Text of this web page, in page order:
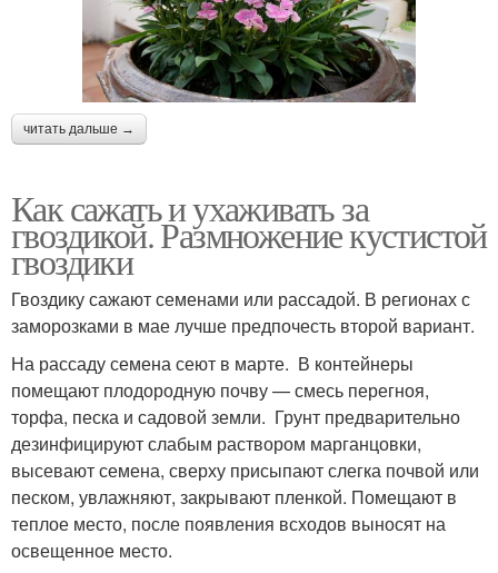
читать дальше →
Как сажать и ухаживать за
гвоздикой. Размножение кустистой
гвоздики
Гвоздику сажают семенами или рассадой. В регионах с
заморозками в мае лучше предпочесть второй вариант.
На рассаду семена сеют в марте. В контейнеры
помещают плодородную почву — смесь перегноя,
торфа, песка и садовой земли. Грунт предварительно
дезинфицируют слабым раствором марганцовки,
высевают семена, сверху присыпают слегка почвой или
песком, увлажняют, закрывают пленкой. Помещают в
теплое место, после появления всходов выносят на
освещенное место.